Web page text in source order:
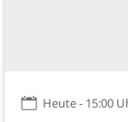
Heute - 15:00